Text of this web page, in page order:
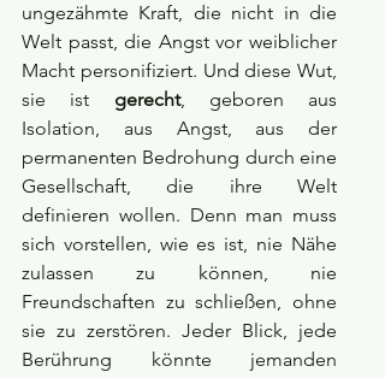
ungezähmte Kraft, die nicht in die
Welt passt, die Angst vor weiblicher
Macht personifiziert. Und diese Wut,
sie ist gerecht, geboren aus
Isolation, aus Angst, aus der
permanenten Bedrohung durch eine
Gesellschaft, die ihre Welt
definieren wollen. Denn man muss
sich vorstellen, wie es ist, nie Nähe
zulassen zu können, nie
Freundschaften zu schließen, ohne
sie zu zerstören. Jeder Blick, jede
Berührung könnte jemanden